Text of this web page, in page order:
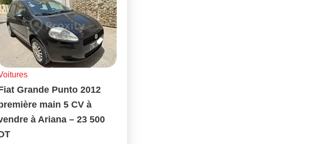
Grande Punto 2012
main 5 CV à
à Ariana – 23 500